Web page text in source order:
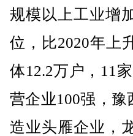
规模以上工业增
位，比2020年上
体12.2万户，11
营企业100强，
造业头雁企业，